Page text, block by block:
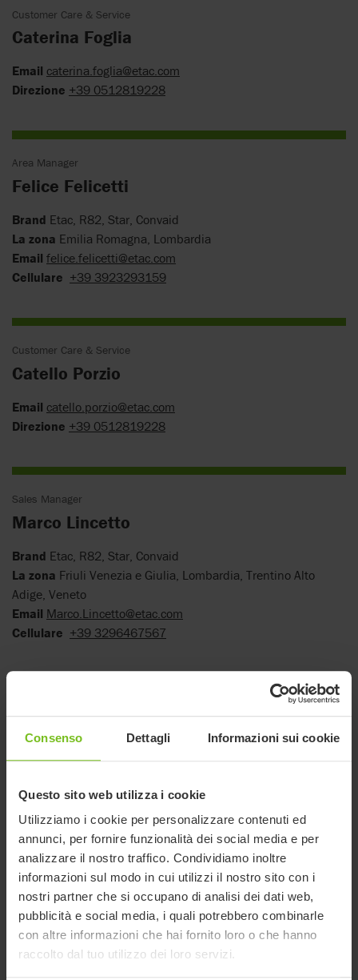
Consenso Dettagli Informazioni sui cookie
Questo sito web utilizza i cookie
Utilizziamo i cookie per personalizzare contenuti ed
annunci, per fornire funzionalità dei social media e per
analizzare il nostro traffico. Condividiamo inoltre
informazioni sul modo in cui utilizzi il nostro sito con i
nostri partner che si occupano di analisi dei dati web,
pubblicità e social media, i quali potrebbero combinarle
con altre informazioni che hai fornito loro o che hanno
raccolto dal tuo utilizzo dei loro servizi.
Customer Care & Service
Caterina Foglia
Email caterina.foglia@etac.com
Direzione +39 0512819228
Area Manager
Felice Felicetti
Brand Etac, R82, Star, Convaid
La zona Emilia Romagna, Lombardia
Email felice.felicetti@etac.com
Cellulare +39 3923293159
Customer Care & Service
Catello Porzio
Email catello.porzio@etac.com
Direzione +39 0512819228
Sales Manager
Marco Lincetto
Brand Etac, R82, Star, Convaid
La zona Friuli Venezia e Giulia, Lombardia, Trentino Alto
Adige, Veneto
Email Marco.Lincetto@etac.com
Cellulare +39 3296467567
Lucia Caprioli
EmailLucia.Caprioli@etac.com
Marketing
Alessio Provenzano
Emailalessio.provenzano@etac.com
Cellulare 0039 3666771106
Direzione+39 0512819228